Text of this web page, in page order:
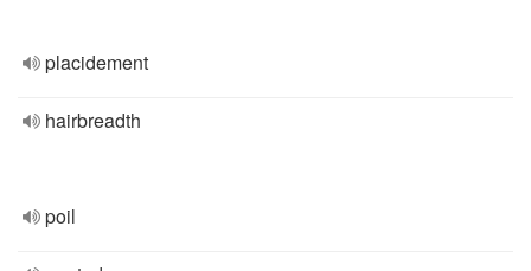
placidement
hairbreadth
poil